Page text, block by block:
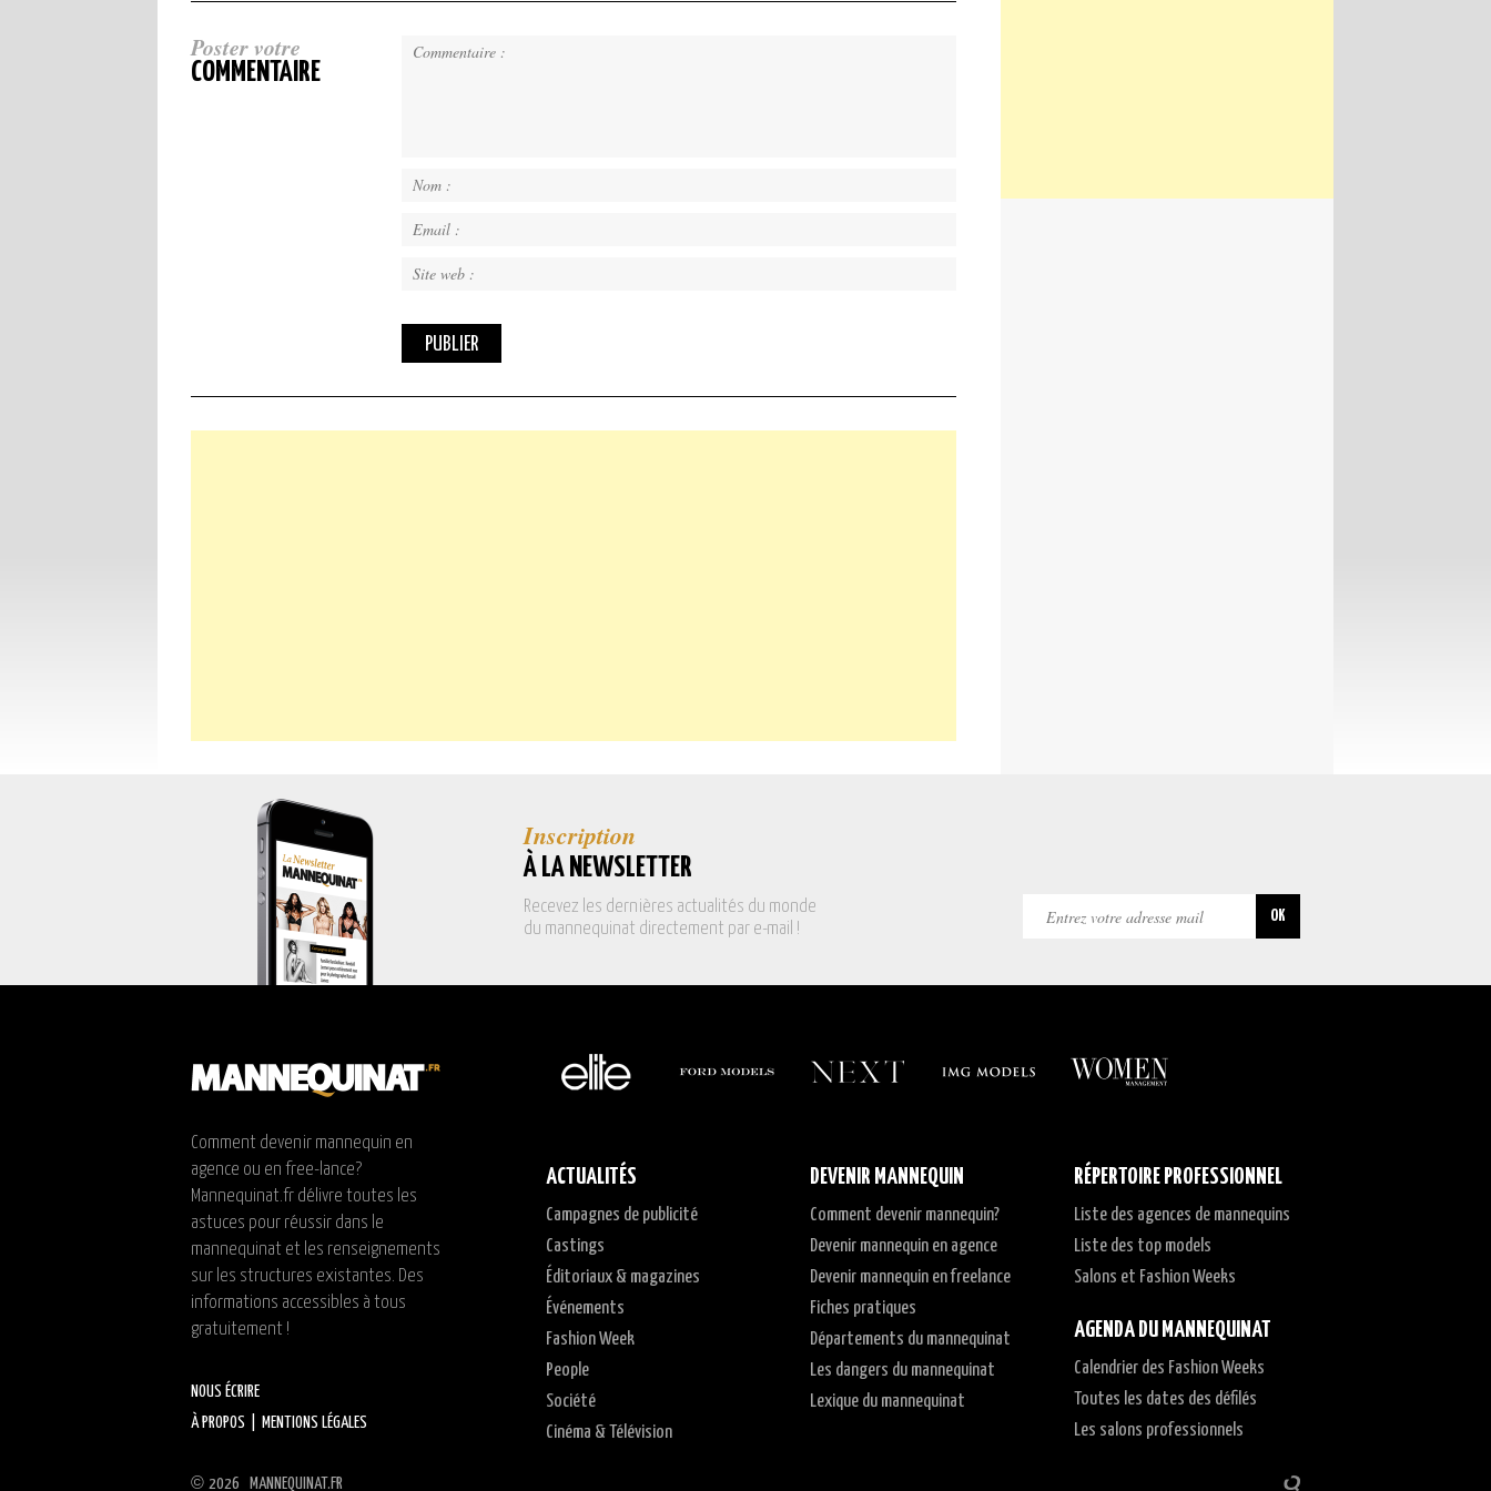
Poster votre
COMMENTAIRE
Inscription
À LA NEWSLETTER
Recevez les dernières actualités du monde
du mannequinat directement par e-mail !
Comment devenir mannequin en
agence ou en free-lance?
Mannequinat.fr délivre toutes les
astuces pour réussir dans le
mannequinat et les renseignements
sur les structures existantes. Des
informations accessibles à tous
gratuitement !
NOUS ÉCRIRE
À PROPOS
MENTIONS LÉGALES
ACTUALITÉS
Campagnes de publicité
Castings
Éditoriaux & magazines
Événements
Fashion Week
People
Société
Cinéma & Télévision
DEVENIR MANNEQUIN
Comment devenir mannequin?
Devenir mannequin en agence
Devenir mannequin en freelance
Fiches pratiques
Départements du mannequinat
Les dangers du mannequinat
Lexique du mannequinat
RÉPERTOIRE PROFESSIONNEL
Liste des agences de mannequins
Liste des top models
Salons et Fashion Weeks
AGENDA DU MANNEQUINAT
Calendrier des Fashion Weeks
Toutes les dates des défilés
Les salons professionnels
© 2026 MANNEQUINAT.FR